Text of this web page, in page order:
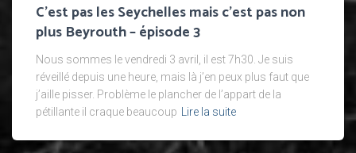
C’est pas les Seychelles mais c’est pas non
plus Beyrouth – épisode 3
Nous sommes le vendredi 3 avril, il est 7h30. Je suis
réveillé depuis une heure, mais là j’en peux plus faut que
j’aille pisser. Problème le plancher de l’appart de la
pétillante il craque beaucoup
Lire la suite